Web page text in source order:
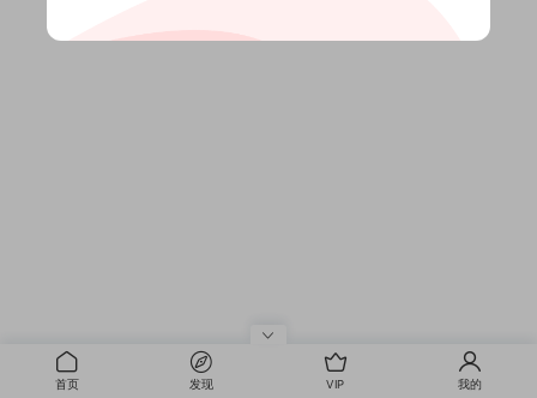
首页 发现 VIP 我的